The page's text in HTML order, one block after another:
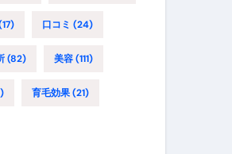
口コミ (24)
(82) 美容(111)
育毛効果(21)